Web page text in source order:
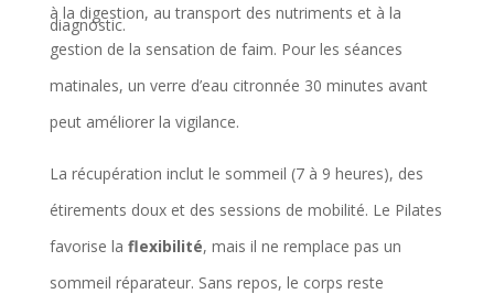
l
o
r
i
diagnostic.
à la digestion, au transport des nutriments et à la
gestion de la sensation de faim. Pour les séances
matinales, un verre d’eau citronnée 30 minutes avant
peut améliorer la vigilance.
La récupération inclut le sommeil (7 à 9 heures), des
étirements doux et des sessions de mobilité. Le Pilates
favorise la flexibilité, mais il ne remplace pas un
sommeil réparateur. Sans repos, le corps reste